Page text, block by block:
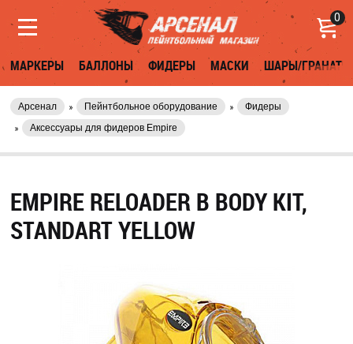
0
МАРКЕРЫ БАЛЛОНЫ ФИДЕРЫ МАСКИ ШАРЫ/ГРАНАТЫ
Арсенал Пейнтбольное оборудование
Фидеры
Аксессуары для фидеров Empire
EMPIRE RELOADER B BODY KIT,
STANDART YELLOW